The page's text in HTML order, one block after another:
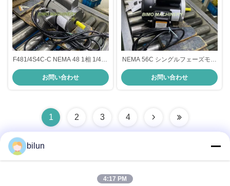
F481/4S4C-C NEMA 48 1相 1/4hp
4極 115/230V、TEFC、60HZ
CSIR NEMA ACモーター
お問い合わせ
NEMA 56C シングルフェーズモー
ター 1hp 0.75kw F56C1S4C
115/230V TEFC CSCR 60HZ 7イ
ンチ長電源コード NEMA ACモー
お問い合わせ
1 2 3 4
bilun
4:17 PM